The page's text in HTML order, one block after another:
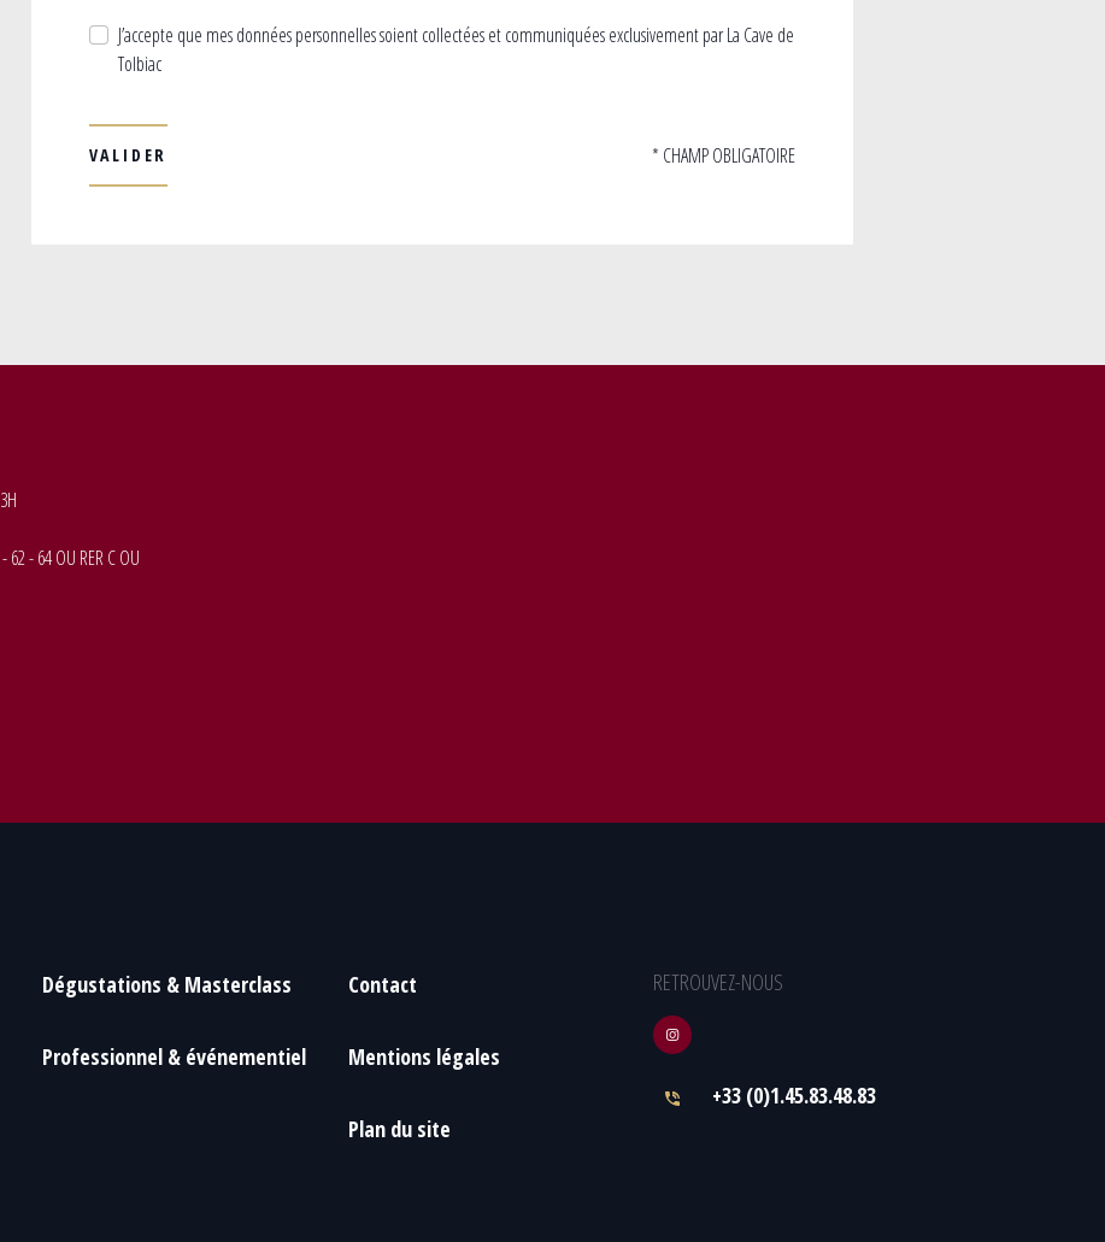
J’accepte que mes données personnelles soient collectées et communiquées exclusivement par La Cave de
Tolbiac
* CHAMP OBLIGATOIRE
62 - 64 OU RER C OU
Dégustations & Masterclass
Professionnel & événementiel
Contact
Mentions légales
Plan du site
RETROUVEZ-NOUS
+33 (0)1.45.83.48.83